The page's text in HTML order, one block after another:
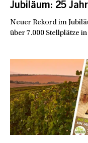
Jubiläum: 25
Neuer Rekord im
über 7.000 Stellplätze in